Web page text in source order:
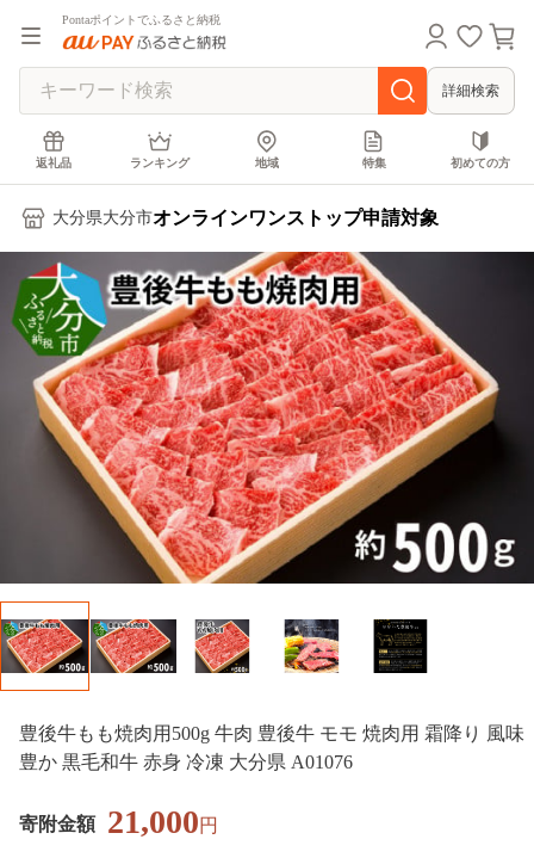
Pontaポイントでふるさと納税
詳細検索
返礼品 ランキング 地域 特集 初めての方
大分県大分市オンラインワンストップ申請対象
豊後牛もも焼肉用500g 牛肉 豊後牛 モモ 焼肉用 霜降り 風味
豊か 黒毛和牛 赤身 冷凍 大分県 A01076
寄附金額 21,000円